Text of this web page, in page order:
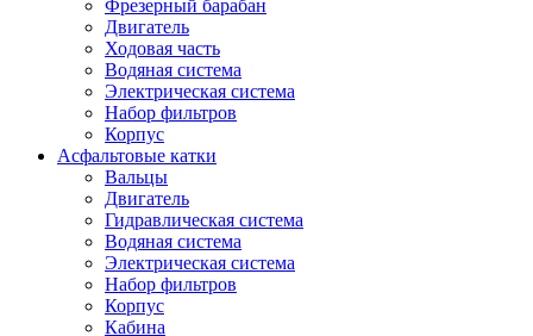
Фрезерный барабан
Двигатель
Ходовая часть
Водяная система
Электрическая система
Набор фильтров
Корпус
Асфальтовые катки
Вальцы
Двигатель
Гидравлическая система
Водяная система
Электрическая система
Набор фильтров
Корпус
Кабина